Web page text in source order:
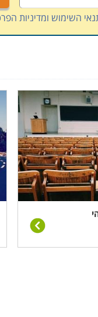
השימוש ומדיניות